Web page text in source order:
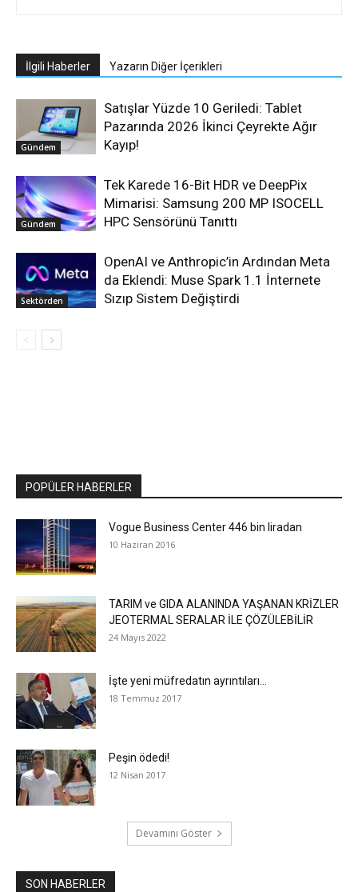
İlgili Haberler Yazarın Diğer İçerikleri
Gündem
Satışlar Yüzde 10 Geriledi: Tablet
Pazarında 2026 İkinci Çeyrekte Ağır
Kayıp!
Gündem
Tek Karede 16-Bit HDR ve DeepPix
Mimarisi: Samsung 200 MP ISOCELL
HPC Sensörünü Tanıttı
Sektörden
OpenAI ve Anthropic’in Ardından Meta
da Eklendi: Muse Spark 1.1 İnternete
Sızıp Sistem Değiştirdi
POPÜLER HABERLER
Vogue Business Center 446 bin liradan
10 Haziran 2016
TARIM ve GIDA ALANINDA YAŞANAN KRİZLER
JEOTERMAL SERALAR İLE ÇÖZÜLEBİLİR
24 Mayıs 2022
İşte yeni müfredatın ayrıntıları…
18 Temmuz 2017
Peşin ödedi!
12 Nisan 2017
Devamını Göster
SON HABERLER